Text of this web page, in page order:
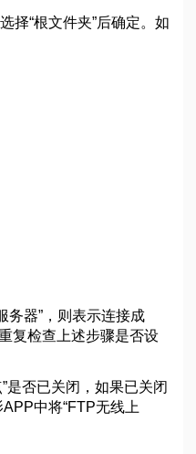
择“根文件夹”后确定。如
务器”，则表示连接成
复检查上述步骤是否设
是否已关闭，如果已关闭
中将“FTP无线上